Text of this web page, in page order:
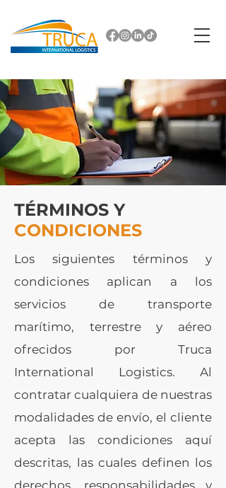
TÉRMINOS Y
CONDICIONES
Los siguientes términos y
condiciones aplican a los
servicios de transporte
marítimo, terrestre y aéreo
ofrecidos por Truca
International Logistics. Al
contratar cualquiera de nuestras
modalidades de envío, el cliente
acepta las condiciones aquí
descritas, las cuales definen los
derechos, responsabilidades y